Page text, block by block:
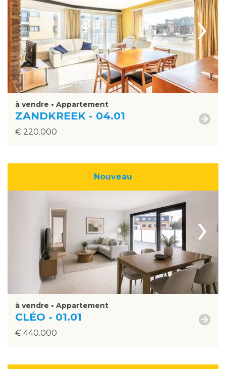
›
à vendre • Appartement
ZANDKREEK - 04.01
€ 220.000
Nouveau
›
à vendre • Appartement
CLÉO - 01.01
€ 440.000